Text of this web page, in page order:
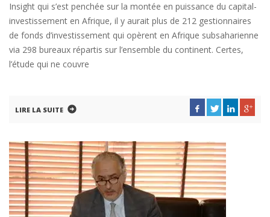
Insight qui s’est penchée sur la montée en puissance du capital-
investissement en Afrique, il y aurait plus de 212 gestionnaires
de fonds d’investissement qui opèrent en Afrique subsaharienne
via 298 bureaux répartis sur l’ensemble du continent. Certes,
l’étude qui ne couvre
LIRE LA SUITE